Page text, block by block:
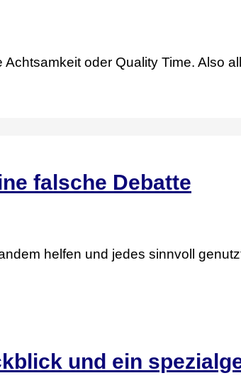
oder Quality Time. Also
falsche Debatte
helfen und jedes sinnvoll
und ein